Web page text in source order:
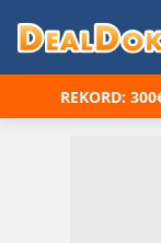
REKORD: